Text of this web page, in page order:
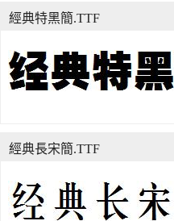
經典特黑簡.TTF
經典長宋簡.TTF